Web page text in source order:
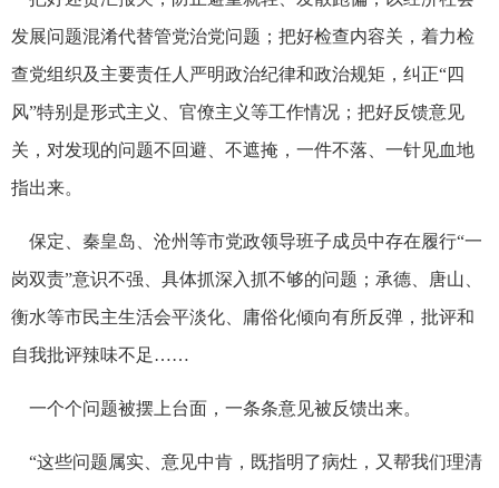
发展问题混淆代替管党治党问题；把好检查内容关，着力检
查党组织及主要责任人严明政治纪律和政治规矩，纠正“四
风”特别是形式主义、官僚主义等工作情况；把好反馈意见
关，对发现的问题不回避、不遮掩，一件不落、一针见血地
指出来。
保定、秦皇岛、沧州等市党政领导班子成员中存在履行“一
岗双责”意识不强、具体抓深入抓不够的问题；承德、唐山、
衡水等市民主生活会平淡化、庸俗化倾向有所反弹，批评和
自我批评辣味不足……
一个个问题被摆上台面，一条条意见被反馈出来。
“这些问题属实、意见中肯，既指明了病灶，又帮我们理清